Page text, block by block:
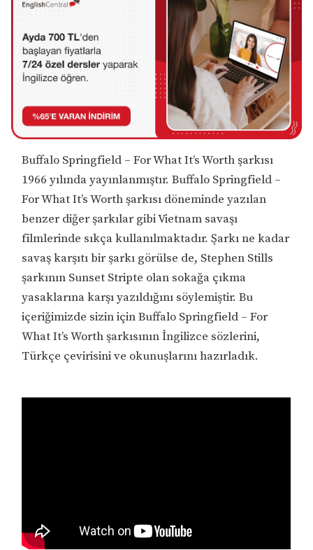
Buffalo Springfield – For What It’s Worth şarkısı
1966 yılında yayınlanmıştır. Buffalo Springfield –
For What It’s Worth şarkısı döneminde yazılan
benzer diğer şarkılar gibi Vietnam savaşı
filmlerinde sıkça kullanılmaktadır. Şarkı ne kadar
savaş karşıtı bir şarkı görülse de, Stephen Stills
şarkının Sunset Stripte olan sokağa çıkma
yasaklarına karşı yazıldığını söylemiştir. Bu
içeriğimizde sizin için Buffalo Springfield – For
What It’s Worth şarkısının İngilizce sözlerini,
Türkçe çevirisini ve okunuşlarını hazırladık.